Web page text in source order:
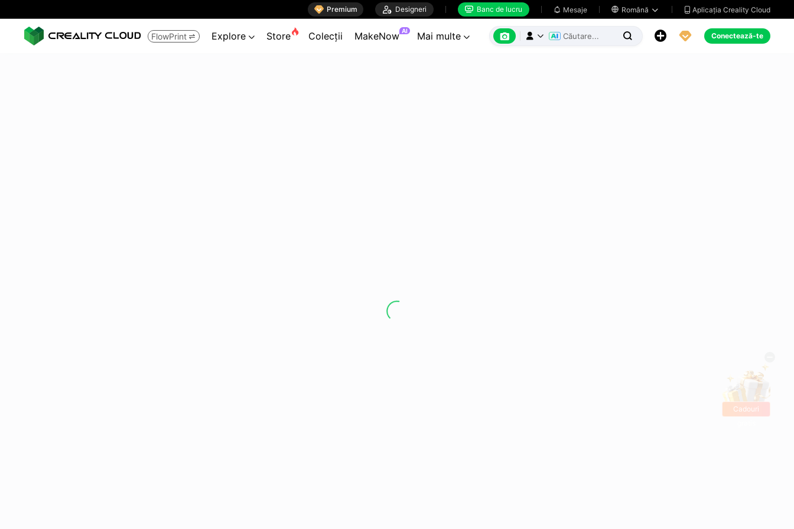
 Premium  Designeri  Banc de lucru  Mesaje  Română   Aplicația Creality Cloud
FlowPrint  Explore  Store Colecții MakeNow AI Mai multe        Conectează-te
Cadouri